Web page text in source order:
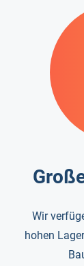
Wir
hohen